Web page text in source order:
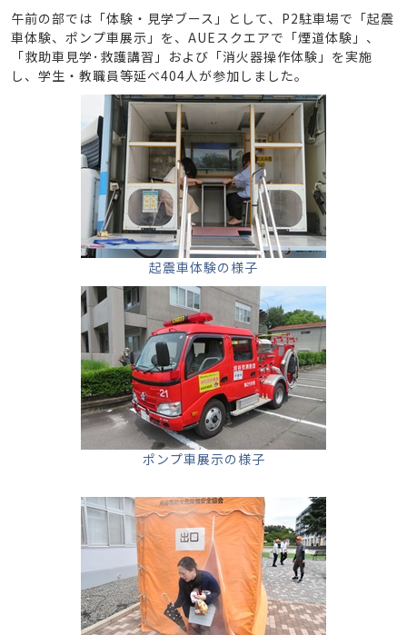
午前の部では「体験・見学ブース」として、P2駐車場で「起震
車体験、ポンプ車展示」を、AUEスクエアで「煙道体験」、
「救助車見学･救護講習」および「消火器操作体験」を実施
し、学生・教職員等延べ404人が参加しました。
起震車体験の様子
ポンプ車展示の様子